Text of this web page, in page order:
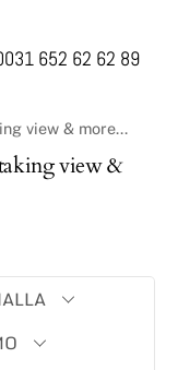
652 62 62 89
view &